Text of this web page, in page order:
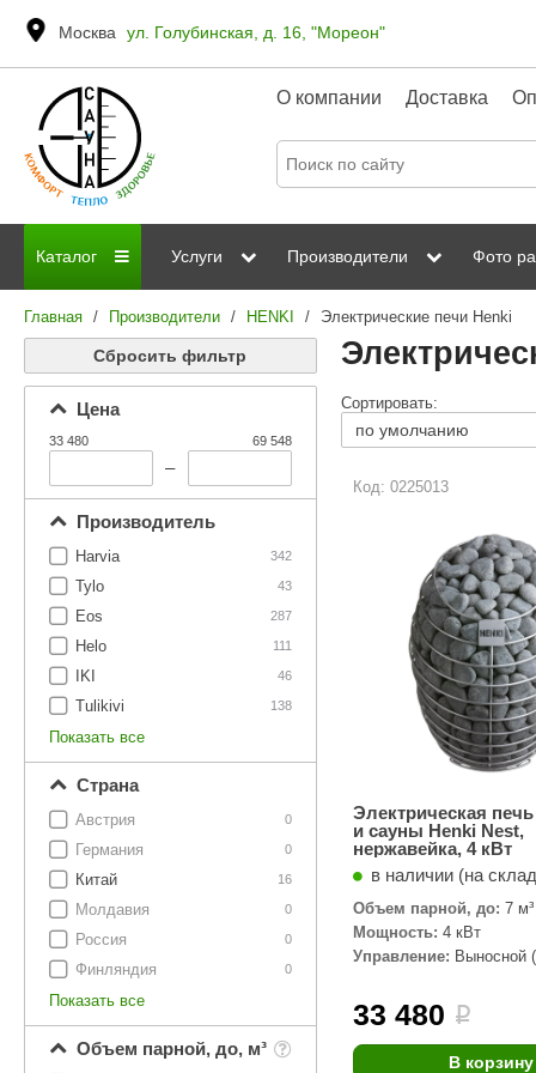
Москва ул. Голубинская, д. 16, "Мореон"
О компании Доставка
Каталог
Дровяные печи
Электрические печи
Камни для печей
Двери для сауны
Аксессуары
Ароматерапия
Аудио/Акустика
Освещение
Дерево для бани
Услуги
Сауны
ИК сауны
Производители
Grandis Born
Kastor Sawo
Steam and Water
SPA-Технология Lacoform
Иди в Баню Composit
Spitzner Baneum
Mondex ASTON
Black Banya Баня
IDABIO
TechHolland
IKI Tulikivi
Blumenberg WDT
HygroMatik Schiedel
Kusaterm Craft
Klover Maestro
KERKES
Фото
Главная / Производители / HENKI / Электрические печи Henki
Сбросить фильтр
Цена
33 480
–
69 548
Производитель
342
Harvia
43
Tylo
287
Eos
111
Helo
46
IKI
138
Tulikivi
Показать все
Страна
0
Австрия
0
Германия
16
Китай
0
Молдавия
0
Россия
0
Финляндия
Показать все
Объем парной, до, м³
Сортировать:
Код: 0225013
Электрическая
и сауны Henki Nest,
нержавейка, 4 кВт
в наличии (на
Объем парной, до: 7 м³
Мощность: 4 кВт
Управление: Выносной
33 480 i
В корзину